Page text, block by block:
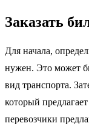
Заказать
Для начала,
нужен. Это может
вид транспорта.
который
перевозчики